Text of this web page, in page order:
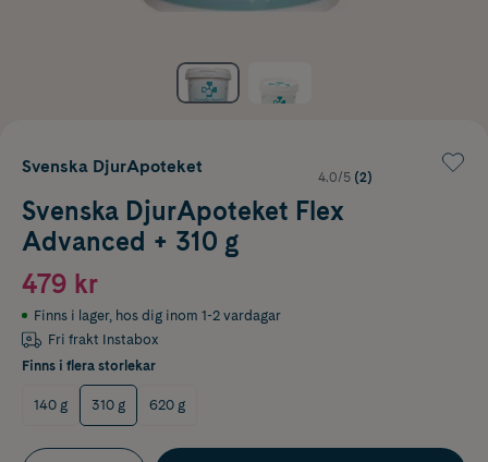
Svenska DjurApoteket
4.0/5 (2)
Svenska DjurApoteket Flex
Advanced + 310 g
479 kr
Finns i lager, hos dig inom 1-2 vardagar
Fri frakt Instabox
Finns i flera storlekar
140 g 310 g 620 g